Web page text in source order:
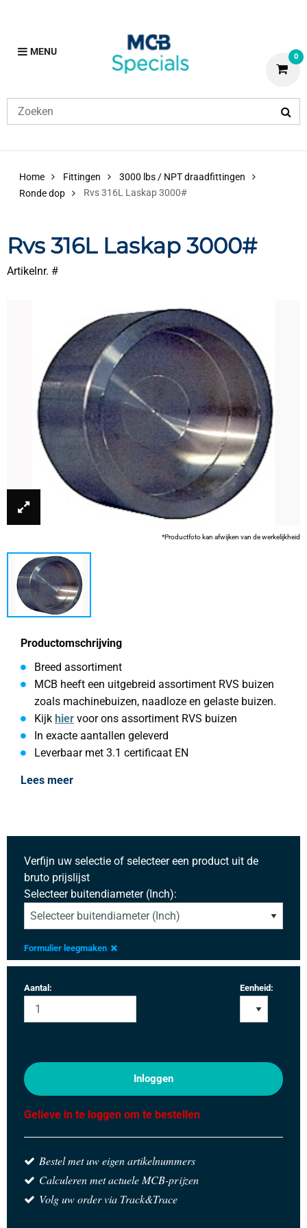
MENU 0
Home Fittingen
3000 lbs / NPT draadfittingen
Ronde dop
Rvs 316L Laskap 3000#
Rvs 316L Laskap 3000#
Artikelnr. #
*Productfoto kan afwijken van de werkelijkheid
Productomschrijving
Breed assortiment
MCB heeft een uitgebreid assortiment RVS buizen
zoals machinebuizen, naadloze en gelaste buizen.
Kijk hier voor ons assortiment RVS buizen
In exacte aantallen geleverd
Leverbaar met 3.1 certificaat EN
Lees meer
Verfijn uw selectie of selecteer een product uit de
bruto prijslijst
Selecteer buitendiameter (Inch):
Formulier leegmaken
Aantal: Eenheid:
Inloggen
Gelieve in te loggen om te bestellen
Bestel met uw eigen artikelnummers
Calculeren met actuele MCB-prijzen
Volg uw order via Track&Trace